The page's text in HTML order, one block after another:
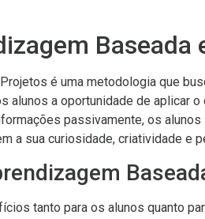
Baseada
é uma metodologia que
alunos a oportunidade de aplicar
passivamente, os
a sua curiosidade, criatividade e
tanto para os alunos quanto